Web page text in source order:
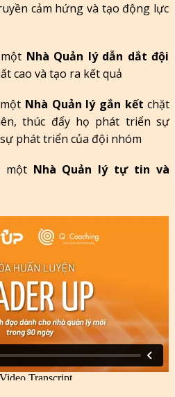
cảm hứng và tạo động lực
Nhà Quản lý dẫn dắt đội
cao và tạo ra kết quả
Nhà Quản lý gắn kếtchặt
thúc đẩy họ phát triển sự
phát triển của đội nhóm
một Nhà Quản lý tự tin và